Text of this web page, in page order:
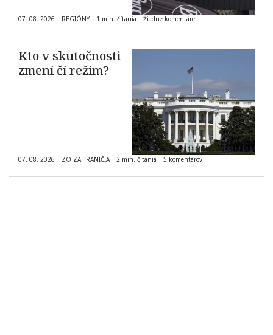
07. 08. 2026 | REGIÓNY | 1 min. čítania | Žiadne komentáre
Kto v skutočnosti
zmení čí režim?
07. 08. 2026 | ZO ZAHRANIČIA | 2 min. čítania | 5 komentárov